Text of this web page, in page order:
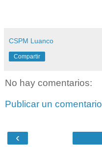
CSPM Luanco
Compartir
No hay comentarios:
Publicar un comentario
‹